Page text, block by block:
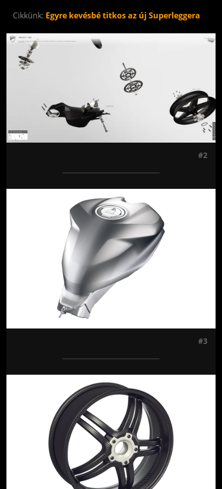
Cikkünk: Egyre kevésbé titkos az új Superleggera
Jön még kép!
#2
Jön még kép!
#3
Jön még kép!